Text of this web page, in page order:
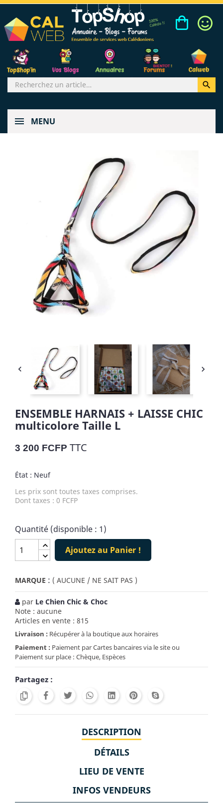

MENU
 
ENSEMBLE HARNAIS + LAISSE CHIC
multicolore Taille L
3 200 FCFP TTC
État : Neuf
Les prix sont toutes taxes comprises.
Dont taxes : 0 FCFP
Quantité (disponible : 1)
Ajoutez au Panier !
MARQUE : ( AUCUNE / NE SAIT PAS )
par Le Chien Chic & Choc
Note : aucune
Articles en vente : 815
Livraison : Récupérer à la boutique aux horaires
Paiement : Paiement par Cartes bancaires via le site ou
Paiement sur place : Chèque, Espèces
Partagez :
DESCRIPTION
DÉTAILS
LIEU DE VENTE
INFOS VENDEURS